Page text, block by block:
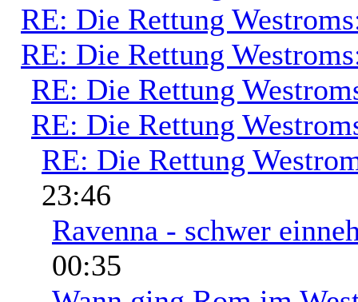
RE: Die Rettung
RE: Die Rettung
RE: Die Rettung
RE: Die Rettung
RE: Die Rettung
23:46
Ravenna - schwer
00:35